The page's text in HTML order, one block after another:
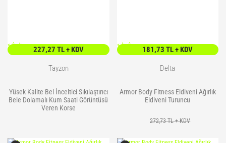
</> />
227,27 TL + KDV
Tayzon
Yüsek Kalite Bel İnceltici Sıkılaştırıcı
Bele Dolamalı Kum Saati Görüntüsü
Veren Korse
</> />
181,73 TL + KDV
Delta
Armor Body Fitness Eldiveni Ağırlık
Eldiveni Turuncu
272,73 TL + KDV